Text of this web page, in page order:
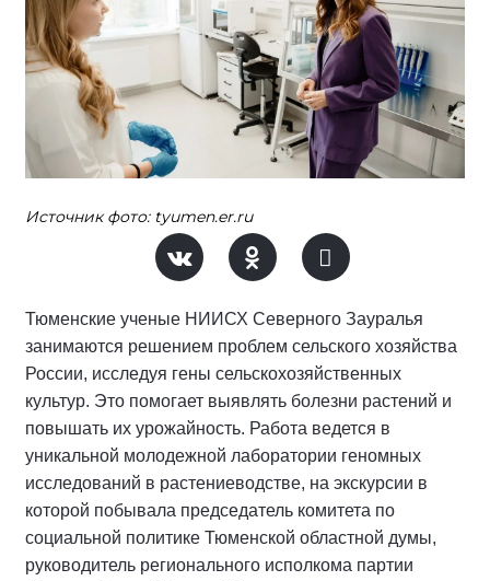
Источник фото: tyumen.er.ru
Тюменские ученые НИИСХ Северного Зауралья
занимаются решением проблем сельского хозяйства
России, исследуя гены сельскохозяйственных
культур. Это помогает выявлять болезни растений и
повышать их урожайность. Работа ведется в
уникальной молодежной лаборатории геномных
исследований в растениеводстве, на экскурсии в
которой побывала председатель комитета по
социальной политике Тюменской областной думы,
руководитель регионального исполкома партии